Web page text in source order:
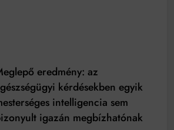
eredmény: az
kérdésekben egyik
intelligencia sem
igazán megbízhatónak